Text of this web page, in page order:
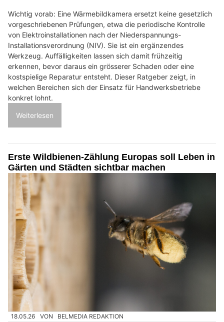
Wichtig vorab: Eine Wärmebildkamera ersetzt keine gesetzlich
vorgeschriebenen Prüfungen, etwa die periodische Kontrolle
von Elektroinstallationen nach der Niederspannungs-
Installationsverordnung (NIV). Sie ist ein ergänzendes
Werkzeug. Auffälligkeiten lassen sich damit frühzeitig
erkennen, bevor daraus ein grösserer Schaden oder eine
kostspielige Reparatur entsteht. Dieser Ratgeber zeigt, in
welchen Bereichen sich der Einsatz für Handwerksbetriebe
konkret lohnt.
Weiterlesen
Erste Wildbienen-Zählung Europas soll Leben in
Gärten und Städten sichtbar machen
18.05.26 VON BELMEDIA REDAKTION